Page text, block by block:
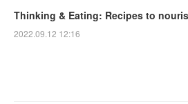
Thinking & Eating: Recipes to
2022.09.12 12:16